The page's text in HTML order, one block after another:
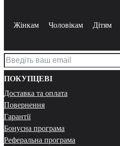
Жінкам Чоловікам Дітям
ПОКУПЦЕВІ
Доставка та оплата
Повернення
Гарантії
Бонусна програма
Реферальна програма